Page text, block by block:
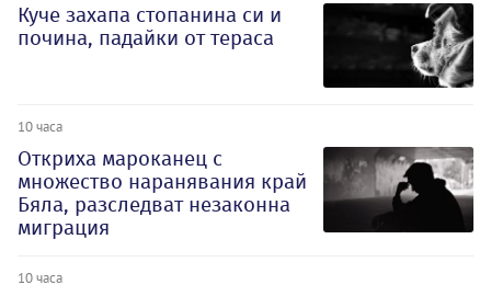
Куче захапа стопанина си и
почина, падайки от тераса
10 часа
Откриха мароканец с
множество наранявания край
Бяла, разследват незаконна
миграция
10 часа